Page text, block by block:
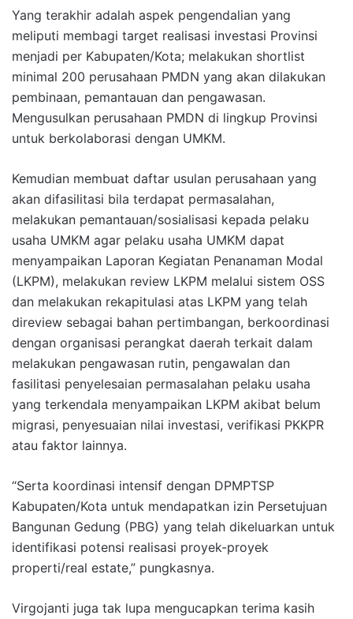
Yang terakhir adalah aspek pengendalian yang
meliputi membagi target realisasi investasi Provinsi
menjadi per Kabupaten/Kota; melakukan shortlist
minimal 200 perusahaan PMDN yang akan dilakukan
pembinaan, pemantauan dan pengawasan.
Mengusulkan perusahaan PMDN di lingkup Provinsi
untuk berkolaborasi dengan UMKM.
Kemudian membuat daftar usulan perusahaan yang
akan difasilitasi bila terdapat permasalahan,
melakukan pemantauan/sosialisasi kepada pelaku
usaha UMKM agar pelaku usaha UMKM dapat
menyampaikan Laporan Kegiatan Penanaman Modal
(LKPM), melakukan review LKPM melalui sistem OSS
dan melakukan rekapitulasi atas LKPM yang telah
direview sebagai bahan pertimbangan, berkoordinasi
dengan organisasi perangkat daerah terkait dalam
melakukan pengawasan rutin, pengawalan dan
fasilitasi penyelesaian permasalahan pelaku usaha
yang terkendala menyampaikan LKPM akibat belum
migrasi, penyesuaian nilai investasi, verifikasi PKKPR
atau faktor lainnya.
“Serta koordinasi intensif dengan DPMPTSP
Kabupaten/Kota untuk mendapatkan izin Persetujuan
Bangunan Gedung (PBG) yang telah dikeluarkan untuk
identifikasi potensi realisasi proyek-proyek
properti/real estate,” pungkasnya.
Virgojanti juga tak lupa mengucapkan terima kasih